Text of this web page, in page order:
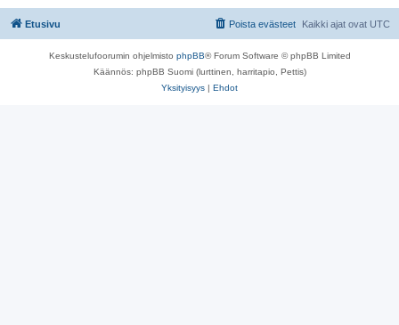
Etusivu Kaikki ajat ovat UTC
Poista evästeet
Keskustelufoorumin ohjelmisto phpBB® Forum Software © phpBB Limited
Käännös: phpBB Suomi (lurttinen, harritapio, Pettis)
Yksityisyys | Ehdot